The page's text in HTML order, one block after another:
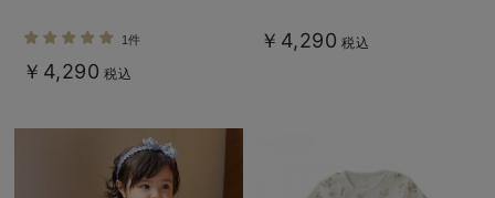
1件
￥4,290 税込
￥4,290 税込